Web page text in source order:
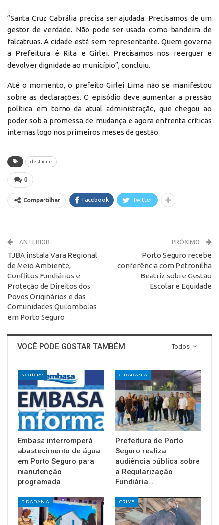
“Santa Cruz Cabrália precisa ser ajudada. Precisamos de um
gestor de verdade. Não pode ser usada como bandeira de
falcatruas. A cidade está sem representante. Quem governa
a Prefeitura é Rita e Girlei. Precisamos nos reerguer e
devolver dignidade ao município”, concluiu.
Até o momento, o prefeito Girlei Lima não se manifestou
sobre as declarações. O episódio deve aumentar a pressão
política em torno da atual administração, que chegou ao
poder sob a promessa de mudança e agora enfrenta críticas
internas logo nos primeiros meses de gestão.
destaque
0
Compartilhar Facebook Twitter
ANTERIOR
TJBA instala Vara Regional
de Meio Ambiente,
Conflitos Fundiários e
Proteção de Direitos dos
Povos Originários e das
Comunidades Quilombolas
em Porto Seguro
PRÓXIMO
Porto Seguro recebe
conferência com Petronilha
Beatriz sobre Gestão
Escolar e Equidade
Todos
VOCÊ PODE GOSTAR TAMBÉM
NOTÍCIAS
Embasa interromperá
abastecimento de água
em Porto Seguro para
manutenção
programada
CIDADANIA
Prefeitura de Porto
Seguro realiza
audiência pública sobre
a Regularização
Fundiária…
CIDADANIA CRIME